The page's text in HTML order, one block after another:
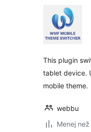
This plugin
tablet device.
mobile theme.
webbu
Menej